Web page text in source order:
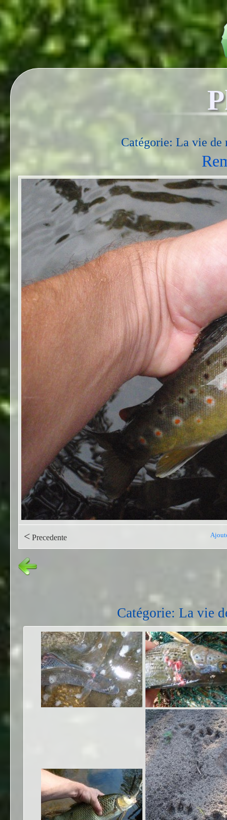
Catégorie: La vie de
< Precedente
Catégorie: La vie